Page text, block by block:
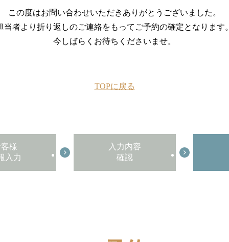
この度はお問い合わせいただきありがとうございました。
当者より折り返しのご連絡をもってご予約の確定となります。
今しばらくお待ちくださいませ。
TOPに戻る
様
入力
入力内容
確認